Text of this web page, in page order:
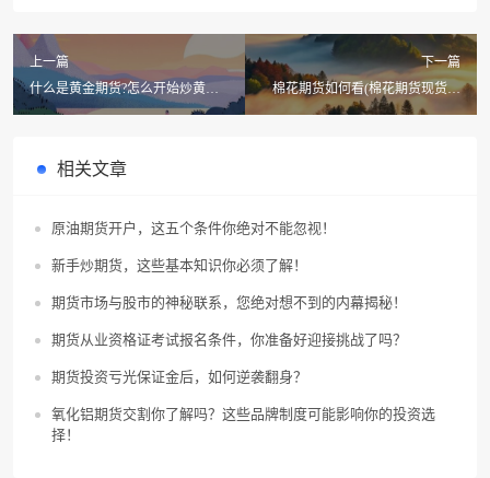
上一篇
什么是黄金期货?怎么开始炒黄金
期货?
下一篇
棉花期货如何看(棉花期货现货和
期货对比)
相关文章
原油期货开户，这五个条件你绝对不能忽视！
新手炒期货，这些基本知识你必须了解！
期货市场与股市的神秘联系，您绝对想不到的内幕揭秘！
期货从业资格证考试报名条件，你准备好迎接挑战了吗？
期货投资亏光保证金后，如何逆袭翻身？
氧化铝期货交割你了解吗？这些品牌制度可能影响你的投资选
择！